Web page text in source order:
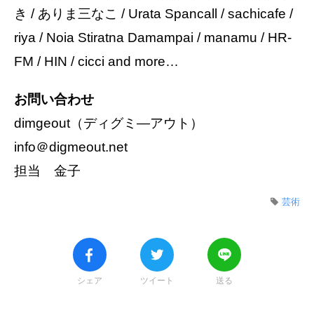
き / ありま三なこ / Urata Spancall / sachicafe /
riya / Noia Stiratna Damampai / manamu / HR-
FM / HIN / cicci and more…
お問い合わせ
dimgeout（ディグミ―アウト）
info＠digmeout.net
担当 金子
芸術
シェア ツイート 送る